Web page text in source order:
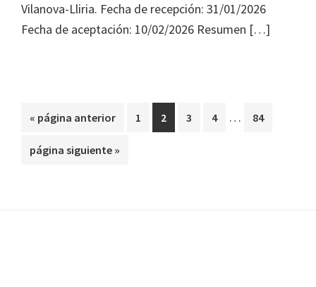
Vilanova-Lliria. Fecha de recepción: 31/01/2026
Fecha de aceptación: 10/02/2026 Resumen […]
« Ir
la
página anterior Página
1 Página
2 Página
3 Página
4
Páginas
… Página
84
Ir
página siguiente »